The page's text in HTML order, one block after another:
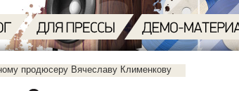
продюсеру Вячеславу Клименкову